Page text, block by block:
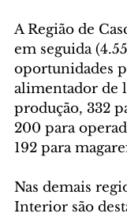
A Região de
em seguida
oportunidades
alimentador de
produção, 332
200 para
192 para
Nas demais
Interior são